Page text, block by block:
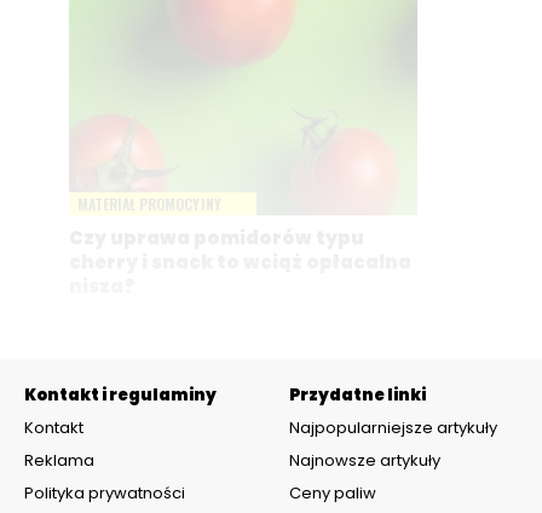
Kontakt i regulaminy
Kontakt
Reklama
Polityka prywatności
Przydatne linki
Najpopularniejsze artykuły
Najnowsze artykuły
Ceny paliw